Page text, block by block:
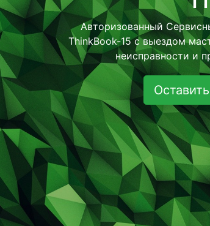
Ремонт ноутбуков Lenovo
помощью нашей
дальнейшего более
останется